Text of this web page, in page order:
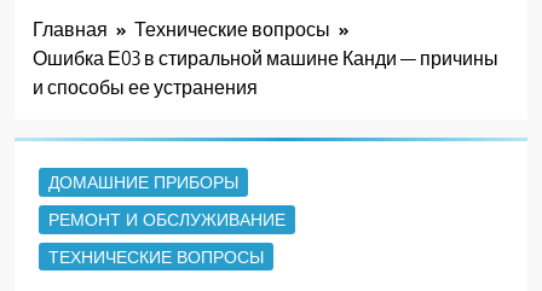
Главная
Технические вопросы
Ошибка Е03 в стиральной машине Канди — причины
и способы ее устранения
ДОМАШНИЕ ПРИБОРЫ
РЕМОНТ И ОБСЛУЖИВАНИЕ
ТЕХНИЧЕСКИЕ ВОПРОСЫ